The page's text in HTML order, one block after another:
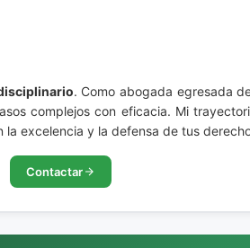
. Como abogada egresada
complejos con eficacia. Mi
excelencia y la defensa de tus
Contactar